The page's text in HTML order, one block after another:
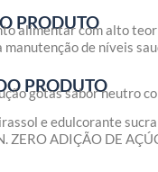
PRODUTO
alimentar com alto teor
de níveis
PRODUTO
gotas sabor neutro
e edulcorante
ZERO ADIÇÃO DE